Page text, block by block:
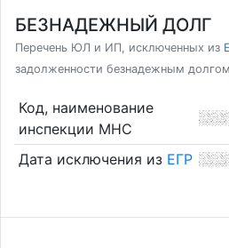
БЕЗНАДЕЖНЫЙ ДОЛГ
Перечень ЮЛ и ИП, исключенных из
задолженности безнадежным
Код, наименование
инспекции МНС
Дата исключения из ЕГР